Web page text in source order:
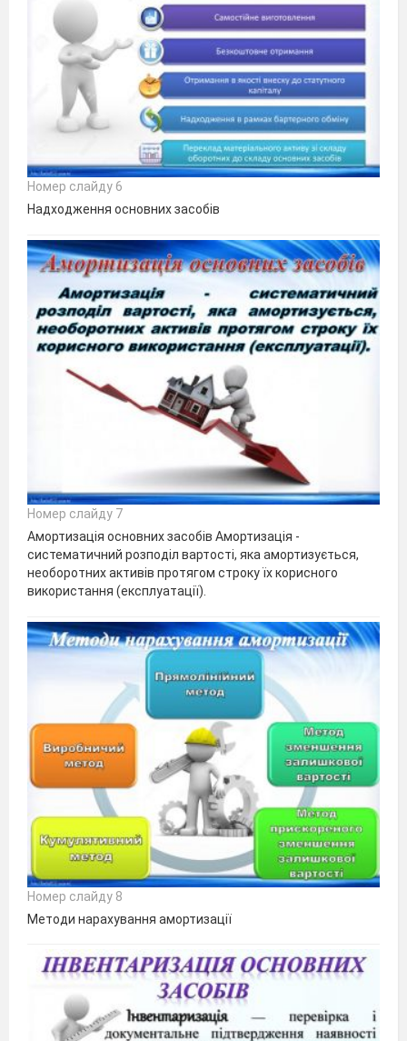
Номер слайду 6
Надходження основних засобів
Номер слайду 7
Амортизація основних засобів Амортизація -
систематичний розподіл вартості, яка амортизується,
необоротних активів протягом строку їх корисного
використання (експлуатації).
Номер слайду 8
Методи нарахування амортизації